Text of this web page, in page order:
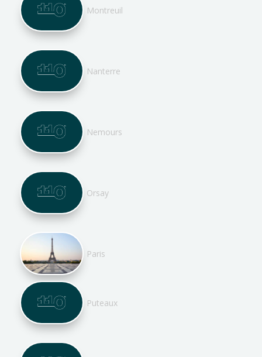
Montreuil
Nanterre
Nemours
Orsay
Paris
Puteaux